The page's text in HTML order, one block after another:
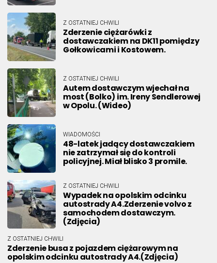
Z OSTATNIEJ CHWILI
Zderzenie ciężarówki z
dostawczakiem na DK11 pomiędzy
Gołkowicami i Kostowem.
Z OSTATNIEJ CHWILI
Autem dostawczym wjechał na
most (Bolko) im. Ireny Sendlerowej
w Opolu. (Wideo)
WIADOMOŚCI
48-latek jadący dostawczakiem
nie zatrzymał się do kontroli
policyjnej. Miał blisko 3 promile.
Z OSTATNIEJ CHWILI
Wypadek na opolskim odcinku
autostrady A4.Zderzenie volvo z
samochodem dostawczym.
(Zdjęcia)
Z OSTATNIEJ CHWILI
Zderzenie busa z pojazdem ciężarowym na
opolskim odcinku autostrady A4.(Zdjęcia)